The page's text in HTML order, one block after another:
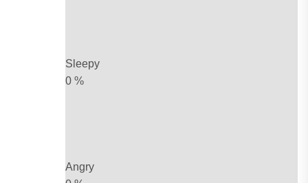
Sleepy
0 %
Angry